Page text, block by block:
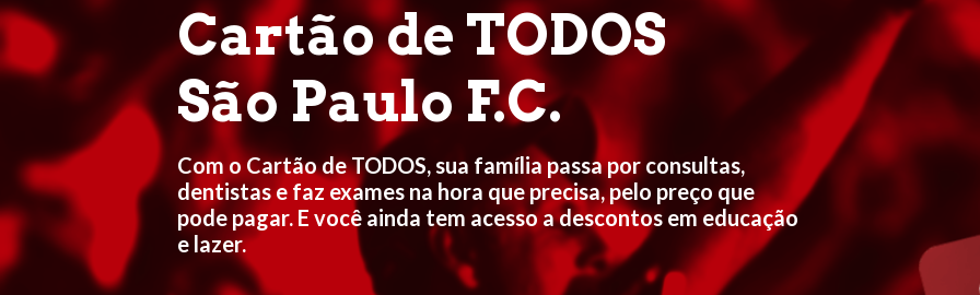
Cartão de TODOS
São Paulo F.C.
Com o Cartão de TODOS, sua família passa por consultas,
dentistas e faz exames na hora que precisa, pelo preço que
pode pagar. E você ainda tem acesso a descontos em educação
e lazer.